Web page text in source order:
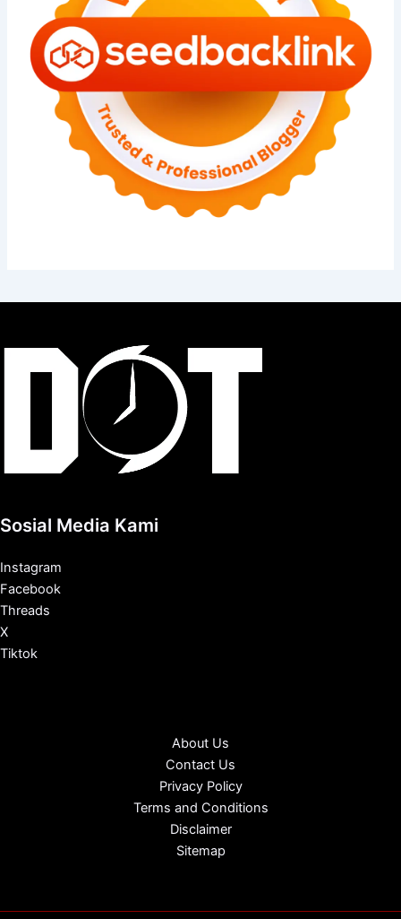
Sosial Media Kami
Instagram
Facebook
Threads
X
Tiktok
About Us
Contact Us
Privacy Policy
Terms and Conditions
Disclaimer
Sitemap